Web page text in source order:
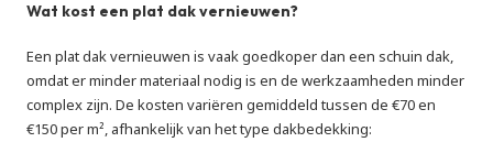
Wat kost een plat dak vernieuwen?
Een plat dak vernieuwen is vaak goedkoper dan een schuin dak,
omdat er minder materiaal nodig is en de werkzaamheden minder
complex zijn. De kosten variëren gemiddeld tussen de €70 en
€150 per m², afhankelijk van het type dakbedekking: